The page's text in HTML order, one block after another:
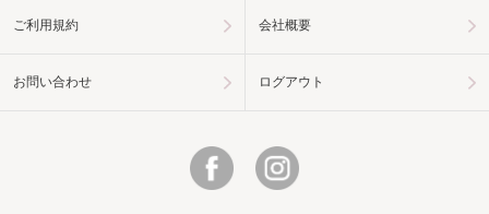
ご利用規約 会社概要
お問い合わせ ログアウト
Facebook